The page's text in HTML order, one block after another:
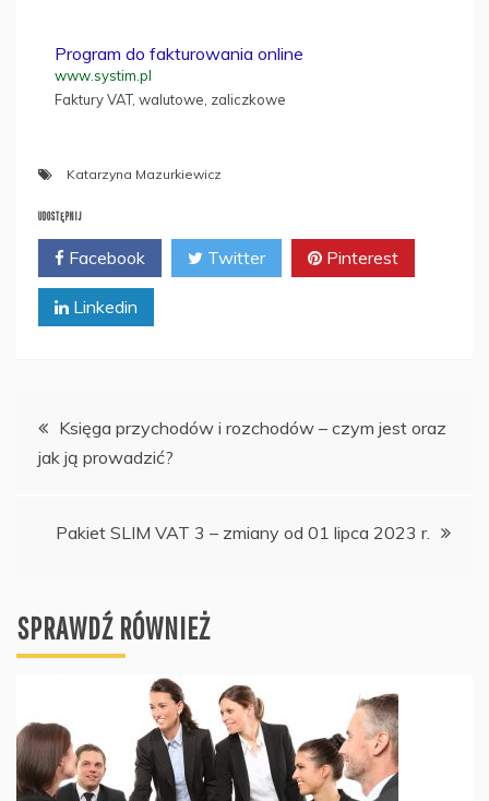
Program do fakturowania online
www.systim.pl
Faktury VAT, walutowe, zaliczkowe
Katarzyna Mazurkiewicz
UDOSTĘPNIJ
Facebook Twitter Pinterest
Linkedin
Nawigacja
wpisu
Księga przychodów i rozchodów – czym jest oraz
jak ją prowadzić?
Pakiet SLIM VAT 3 – zmiany od 01 lipca 2023 r.
SPRAWDŹ RÓWNIEŻ